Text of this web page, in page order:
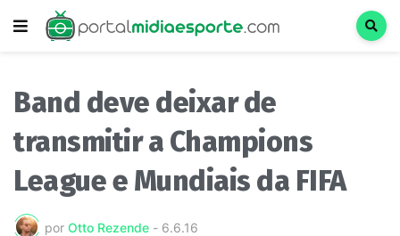
Band deve deixar de
transmitir a Champions
League e Mundiais da FIFA
por Otto Rezende - 6.6.16